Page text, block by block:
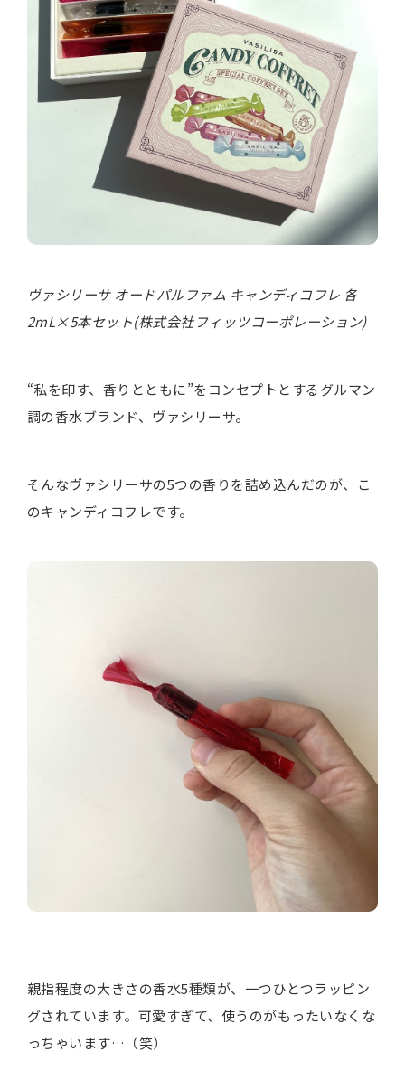
ヴァシリーサ オードパルファム キャンディコフレ 各
2mL×5本セット(株式会社フィッツコーポレーション)
“私を印す、香りとともに”をコンセプトとするグルマン
調の香水ブランド、ヴァシリーサ。
そんなヴァシリーサの5つの香りを詰め込んだのが、こ
のキャンディコフレです。
親指程度の大きさの香水5種類が、一つひとつラッピン
グされています。可愛すぎて、使うのがもったいなくな
っちゃいます…（笑）